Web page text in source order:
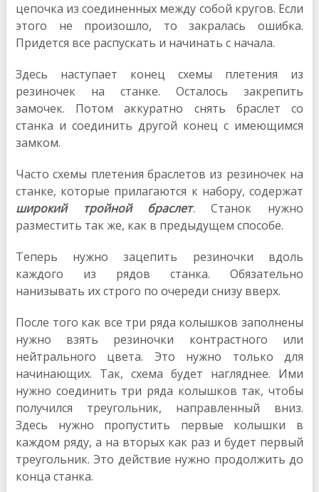
цепочка из соединенных между собой кругов. Если
этого не произошло, то закралась ошибка.
Придется все распускать и начинать с начала.
Здесь наступает конец схемы плетения из
резиночек на станке. Осталось закрепить
замочек. Потом аккуратно снять браслет со
станка и соединить другой конец с имеющимся
замком.
Часто схемы плетения браслетов из резиночек на
станке, которые прилагаются к набору, содержат
широкий тройной браслет. Станок нужно
разместить так же, как в предыдущем способе.
Теперь нужно зацепить резиночки вдоль
каждого из рядов станка. Обязательно
нанизывать их строго по очереди снизу вверх.
После того как все три ряда колышков заполнены
нужно взять резиночки контрастного или
нейтрального цвета. Это нужно только для
начинающих. Так, схема будет нагляднее. Ими
нужно соединить три ряда колышков так, чтобы
получился треугольник, направленный вниз.
Здесь нужно пропустить первые колышки в
каждом ряду, а на вторых как раз и будет первый
треугольник. Это действие нужно продолжить до
конца станка.